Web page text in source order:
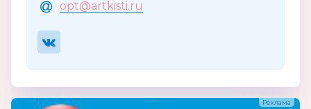
opt@artkisti.ru